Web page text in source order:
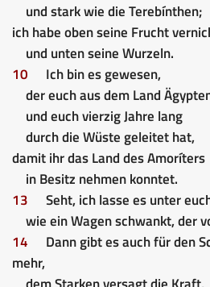
und stark wie die Terebínthen;
ich habe oben seine Frucht
und unten seine Wurzeln.
10
Ich bin es gewesen,
der euch aus dem Land
und euch vierzig Jahre lang
durch die Wüste geleitet hat,
damit ihr das Land des Amoríters
in Besitz nehmen konntet.
13
Seht, ich lasse es unter
wie ein Wagen schwankt, der
14
Dann gibt es auch für den
mehr,